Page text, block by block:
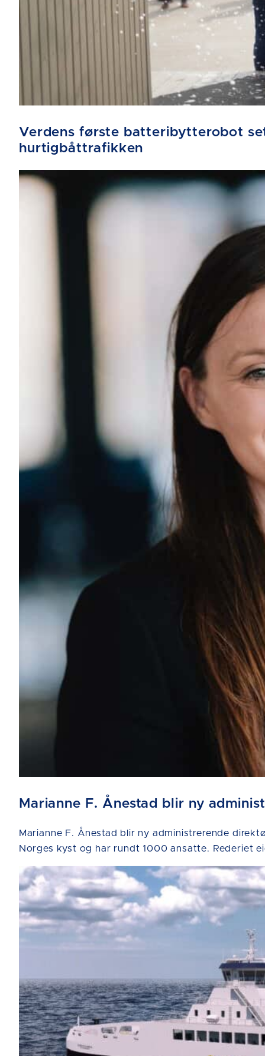
Verdens første batteribytterobot
hurtigbåttrafikken
Marianne F. Ånestad blir ny
Marianne F. Ånestad blir ny administrerende
Norges kyst og har rundt 1000 ansatte. Rederiet